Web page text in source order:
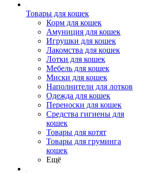
Товары для кошек
Корм для кошек
Амуниция для кошек
Игрушки для кошек
Лакомства для кошек
Лотки для кошек
Мебель для кошек
Миски для кошек
Наполнители для лотков
Одежда для кошек
Переноски для кошек
Средства гигиены для
кошек
Товары для котят
Товары для груминга
кошек
Ещё